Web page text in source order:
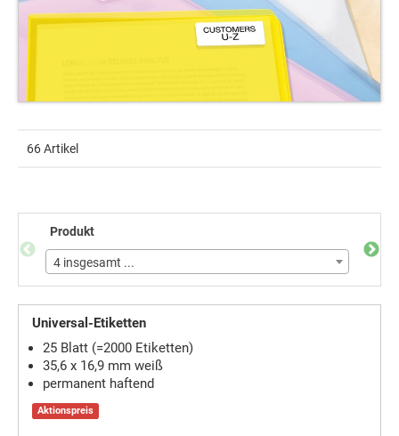
66 Artikel
Produkt
4 insgesamt ...
Universal-Etiketten
25 Blatt (=2000 Etiketten)
35,6 x 16,9 mm weiß
permanent haftend
Aktionspreis